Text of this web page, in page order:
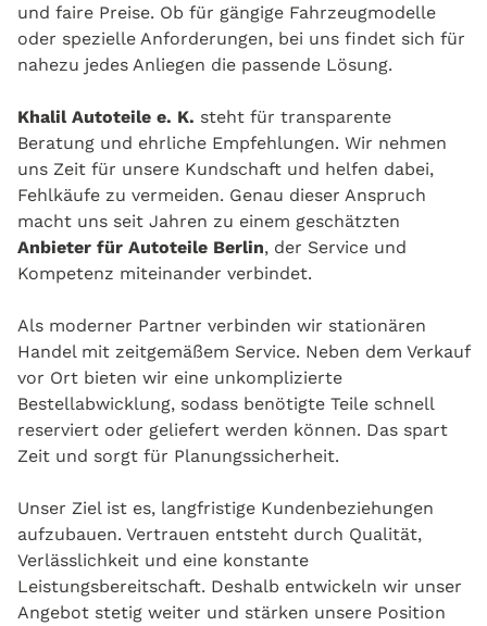
und faire Preise. Ob für gängige Fahrzeugmodelle
oder spezielle Anforderungen, bei uns findet sich für
nahezu jedes Anliegen die passende Lösung.
Khalil Autoteile e. K. steht für transparente
Beratung und ehrliche Empfehlungen. Wir nehmen
uns Zeit für unsere Kundschaft und helfen dabei,
Fehlkäufe zu vermeiden. Genau dieser Anspruch
macht uns seit Jahren zu einem geschätzten
Anbieter für Autoteile Berlin, der Service und
Kompetenz miteinander verbindet.
Als moderner Partner verbinden wir stationären
Handel mit zeitgemäßem Service. Neben dem Verkauf
vor Ort bieten wir eine unkomplizierte
Bestellabwicklung, sodass benötigte Teile schnell
reserviert oder geliefert werden können. Das spart
Zeit und sorgt für Planungssicherheit.
Unser Ziel ist es, langfristige Kundenbeziehungen
aufzubauen. Vertrauen entsteht durch Qualität,
Verlässlichkeit und eine konstante
Leistungsbereitschaft. Deshalb entwickeln wir unser
Angebot stetig weiter und stärken unsere Position